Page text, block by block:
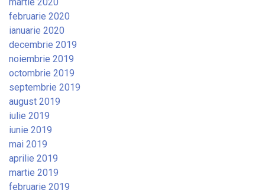
februarie 2020
ianuarie 2020
decembrie 2019
noiembrie 2019
octombrie 2019
septembrie 2019
august 2019
iulie 2019
iunie 2019
mai 2019
aprilie 2019
martie 2019
februarie 2019